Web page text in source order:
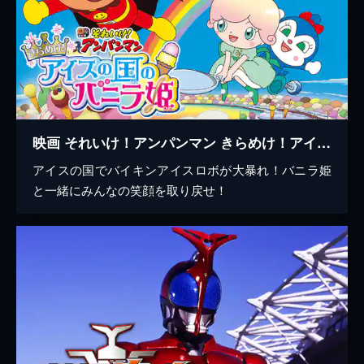
映画 それいけ！アンパンマン きらめけ！アイスの国のバニラ姫
アイスの国でバイキンアイスロボが大暴れ！バニラ姫
と一緒にみんなの笑顔を取り戻せ！